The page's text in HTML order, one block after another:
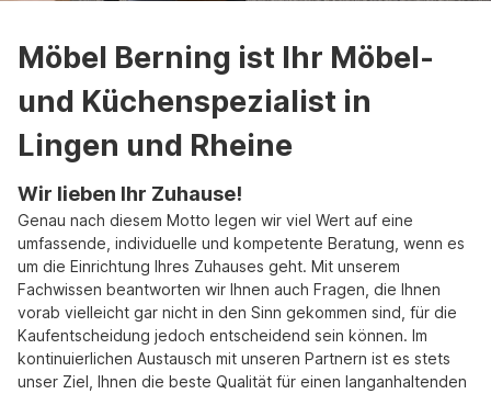
Möbel Berning ist Ihr Möbel-
und Küchenspezialist in
Lingen und Rheine
Wir lieben Ihr Zuhause!
Genau nach diesem Motto legen wir viel Wert auf eine
umfassende, individuelle und kompetente Beratung, wenn es
um die Einrichtung Ihres Zuhauses geht. Mit unserem
Fachwissen beantworten wir Ihnen auch Fragen, die Ihnen
vorab vielleicht gar nicht in den Sinn gekommen sind, für die
Kaufentscheidung jedoch entscheidend sein können. Im
kontinuierlichen Austausch mit unseren Partnern ist es stets
unser Ziel, Ihnen die beste Qualität für einen langanhaltenden